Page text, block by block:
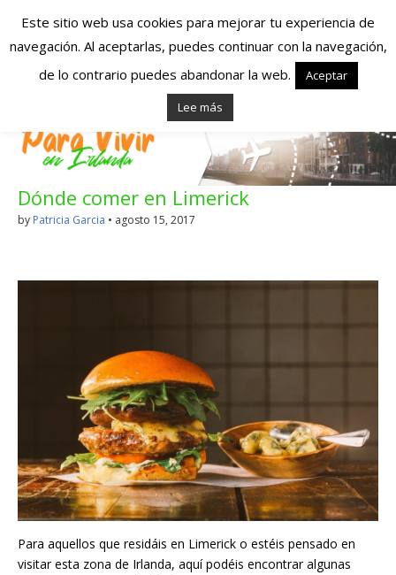
Españoles en
Irlanda – Vivir en
Irlanda – Trabajo
en Irlanda –
Irlanda
Dónde comer en Limerick
by Patricia Garcia • agosto 15, 2017
Para aquellos que residáis en Limerick o estéis pensado en
visitar esta zona de Irlanda, aquí podéis encontrar algunas
Este sitio web usa cookies para mejorar tu experiencia de
navegación. Al aceptarlas, puedes continuar con la navegación,
de lo contrario puedes abandonar la web.
Aceptar
Lee más